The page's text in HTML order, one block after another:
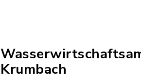
Krumbach